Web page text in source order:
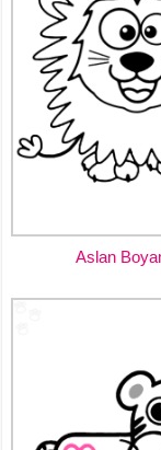
Aslan